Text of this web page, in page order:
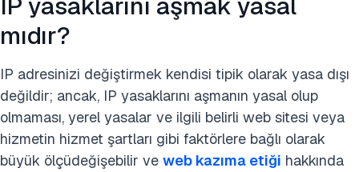
mıdır?
IP adresinizi değiştirmek kendisi tipik olarak yasa dışı
değildir; ancak, IP yasaklarını aşmanın yasal olup
olmaması, yerel yasalar ve ilgili belirli web sitesi veya
hizmetin hizmet şartları gibi faktörlere bağlı olarak
büyük ölçüdeğişebilir ve web kazıma etiği hakkında